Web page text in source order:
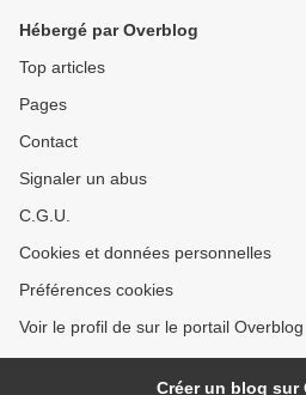
Hébergé par Overblog
Top articles
Pages
Contact
Signaler un abus
C.G.U.
Cookies et données personnelles
Préférences cookies
Voir le profil de sur le portail Overblog
Créer un blog sur